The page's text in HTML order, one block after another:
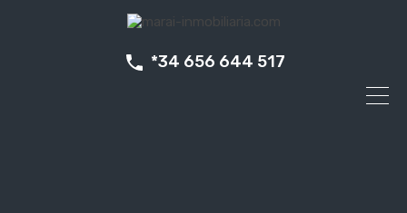
*34 656 644 517